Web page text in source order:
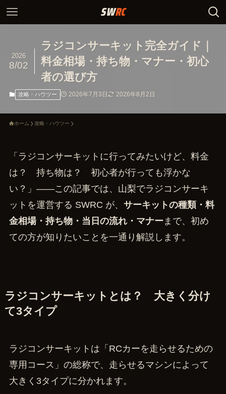
ラジコンサーキット完全ガイド｜
料金相場・持ち物・マナー・初心
者の選び方
2026
8/02
攻略・ハウツー 2026年7月3日 2026年8月2日
ホーム 攻略・ハウツー
「ラジコンサーキットに行ってみたいけど、料金
は？ 持ち物は？ 初心者が行っても浮かな
い？」——この記事では、山梨でラジコンサーキ
ットを運営する SWRC が、 サーキットの種類・料
金相場・持ち物・当日の流れ・マナーまで、初め
ての方が知りたいことを一通り解説します。
ラジコンサーキットとは？ 大きく分け
て3タイプ
ラジコンサーキットは「RCカーを走らせるための
専用コース」の総称で、走らせるマシンによって
大きく3タイプに分かれます。